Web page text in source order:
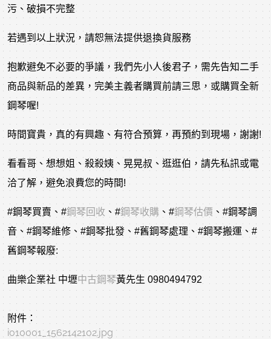
污、破損不完整
若遇到以上狀況，請恕無法提供退換貨服務
抱歉避免不必要的爭議，我們先小人後君子，需先告知二手
商品與新品的差異，完美主義者購買前請三思，或購買全新
鋼琴喔!
時間寶貴，真的有興趣、有符合預算，再預約到現場，謝謝!
看看哥、想想姐、殺殺姨、晃晃叔、逛逛伯，請先私訊或電
洽了解，避免浪費您的時間!
#鋼琴買賣 、 #鋼琴回收 、 #鋼琴收購 、 #鋼琴估價 、 #鋼琴調
音 、 #鋼琴維修 、 #鋼琴批發 、 #舊鋼琴處理、#鋼琴搬運、#
舊鋼琴報廢:
曲樂企業社 中壢中古鋼琴黃先生 0980494792
附件：
i010001_1562142102.jpg